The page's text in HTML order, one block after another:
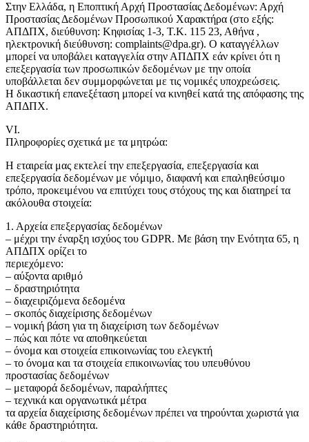
Στην Ελλάδα, η Εποπτική Αρχή Προστασίας Δεδομένων: Αρχή
Προστασίας Δεδομένων Προσωπικού Χαρακτήρα (στο εξής:
ΑΠΔΠΧ, διεύθυνση: Κηφισίας 1-3, Τ.Κ. 115 23, Αθήνα ,
ηλεκτρονική διεύθυνση: complaints@dpa.gr). Ο καταγγέλλων
μπορεί να υποβάλει καταγγελία στην ΑΠΔΠΧ εάν κρίνει ότι η
επεξεργασία των προσωπικών δεδομένων με την οποία
υποβάλλεται δεν συμμορφώνεται με τις νομικές υποχρεώσεις.
Η δικαστική επανεξέταση μπορεί να κινηθεί κατά της απόφασης της
ΑΠΔΠΧ.
VI.
Πληροφορίες σχετικά με τα μητρώα:
Η εταιρεία μας εκτελεί την επεξεργασία, επεξεργασία και
επεξεργασία δεδομένων με νόμιμο, διαφανή και επαληθεύσιμο
τρόπο, προκειμένου να επιτύχει τους στόχους της και διατηρεί τα
ακόλουθα στοιχεία:
1. Αρχεία επεξεργασίας δεδομένων
– μέχρι την έναρξη ισχύος του GDPR. Με βάση την Ενότητα 65, η
ΑΠΔΠΧ ορίζει το
περιεχόμενο:
– αύξοντα αριθμό
– δραστηριότητα
– διαχειριζόμενα δεδομένα
– σκοπός διαχείρισης δεδομένων
– νομική βάση για τη διαχείριση των δεδομένων
– πώς και πότε να αποθηκεύεται
– όνομα και στοιχεία επικοινωνίας του ελεγκτή
– το όνομα και τα στοιχεία επικοινωνίας του υπευθύνου
προστασίας δεδομένων
– μεταφορά δεδομένων, παραλήπτες
– τεχνικά και οργανωτικά μέτρα
τα αρχεία διαχείρισης δεδομένων πρέπει να τηρούνται χωριστά για
κάθε δραστηριότητα.